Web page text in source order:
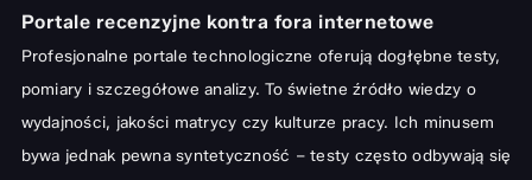
Portale recenzyjne kontra fora internetowe
Profesjonalne portale technologiczne oferują dogłębne testy,
pomiary i szczegółowe analizy. To świetne źródło wiedzy o
wydajności, jakości matrycy czy kulturze pracy. Ich minusem
bywa jednak pewna syntetyczność – testy często odbywają się